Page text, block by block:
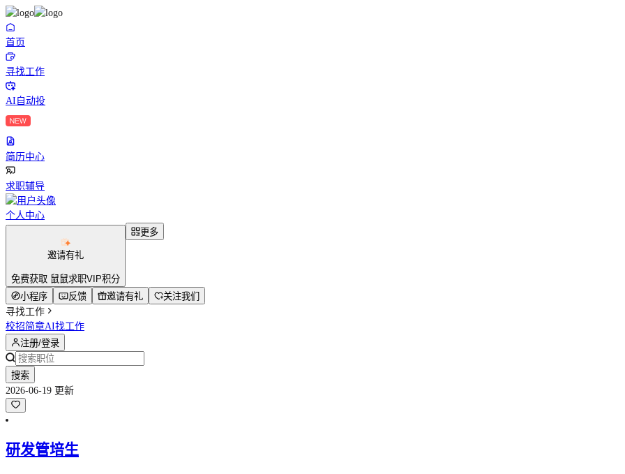
首页
寻找工作
AI自动投
简历中心
求职辅导
个人中心
邀请有礼
免费获取 鼠鼠求职VIP积分
更多
小程序 反馈 邀请有礼
关注我们
寻找工作
校招简章AI找工作
注册/登录
搜索
2026-06-19 更新
研发管培生